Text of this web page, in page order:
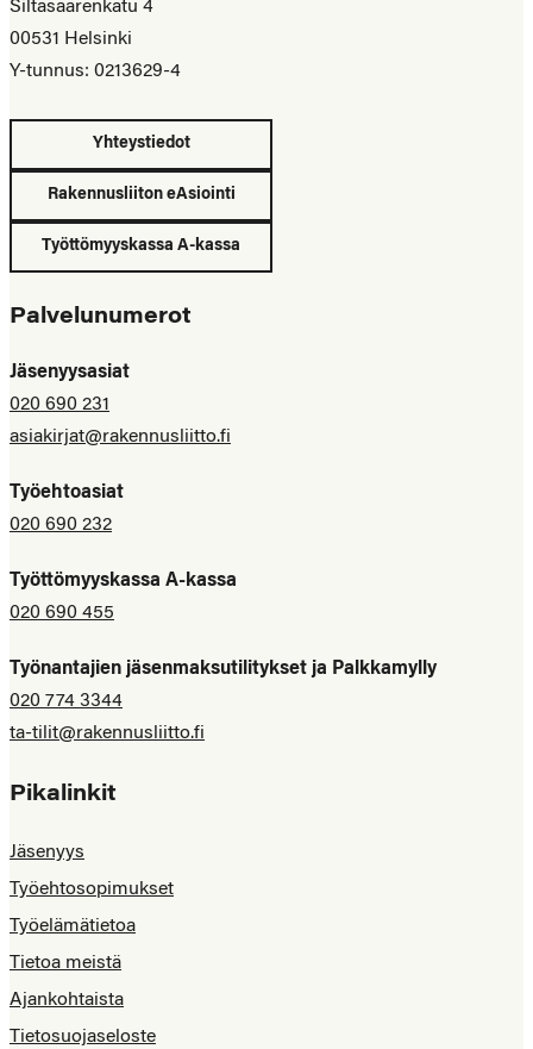
Siltasaarenkatu 4
00531 Helsinki
Y-tunnus: 0213629-4
Yhteystiedot
Rakennusliiton eAsiointi
Työttömyyskassa A-kassa
Palvelunumerot
Jäsenyysasiat
020 690 231
asiakirjat@rakennusliitto.fi
Työehtoasiat
020 690 232
Työttömyyskassa A-kassa
020 690 455
Työnantajien jäsenmaksutilitykset ja Palkkamylly
020 774 3344
ta-tilit@rakennusliitto.fi
Pikalinkit
Jäsenyys
Työehtosopimukset
Työelämätietoa
Tietoa meistä
Ajankohtaista
Tietosuojaseloste